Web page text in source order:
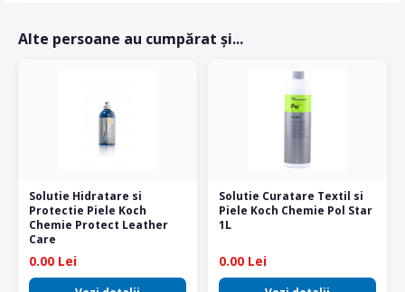
Alte persoane au cumpărat și...
Solutie Hidratare si
Protectie Piele Koch
Chemie Protect Leather
Care
0.00 Lei
Solutie Curatare Textil si
Piele Koch Chemie Pol Star
1L
0.00 Lei